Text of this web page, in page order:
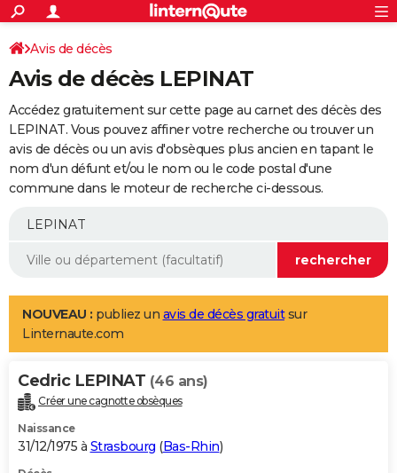
ACTUALITÉS
Politique
Société
Faits Divers
Education
Monde
Villes
+
SPORT
Coupe du monde 2026
Football
Tennis
Cyclisme
Rugby
Forum
Programme TV
TNTStreaming
Cinéma
Sorties cinéma
Musique
+FINANCE
Retraite
Epargne
Immobilier
Risques naturels par ville
Banque
Assurance
AUTO
Essais
Réserver un essai
Citadines
Berlines
SUV
Forum auto
+
Mobiles
Meilleur smartphone
Internet
Ordinateurs
Jeux vidéo
Guide high-tech
Aménagement intérieur
LIFESTYLE
Art de vivre
Bien-être
Loisirs
Mode
Modes de vie
Alimentation
Guide de la santé
Maladies
Médicaments
Sommeil
VOYAGE
Destinations
City break
Voyage nature
Voyage de noces
Forum
Climat
+PHOTO
GUIDES D'ACHAT
Avis de décès
Avis de décès LEPINAT
Accédez gratuitement sur cette page au carnet des décès des
LEPINAT. Vous pouvez affiner votre recherche ou trouver un
avis de décès ou un avis d'obsèques plus ancien en tapant le
nom d'un défunt et/ou le nom ou le code postal d'une
commune dans le moteur de recherche ci-dessous.
NOUVEAU : publiez un avis de décès gratuitsur
Linternaute.com
Cedric LEPINAT (46 ans)
Créer une cagnotte obsèques
Naissance
31/12/1975 à Strasbourg (Bas-Rhin)